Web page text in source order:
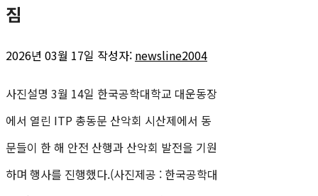
짐
2026년 03월 17일 작성자: newsline2004
사진설명 3월 14일 한국공학대학교 대운동장
에서 열린 ITP 총동문 산악회 시산제에서 동
문들이 한 해 안전 산행과 산악회 발전을 기원
하며 행사를 진행했다.(사진제공 : 한국공학대